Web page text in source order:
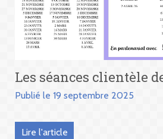
Les séances clientèle
Publié le 19 septembre 2025
Lire l'article